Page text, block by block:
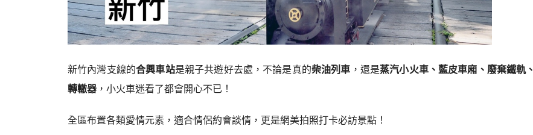
新竹內灣支線的合興車站是親子共遊好去處，不論是真的柴油列車 ，還是蒸汽小火車、藍皮車廂、廢棄鐵軌、
轉轍器 ，小火車迷看了都會開心不已！
全區布置各類愛情元素，適合情侶約會談情，更是網美拍照打卡必訪景點！